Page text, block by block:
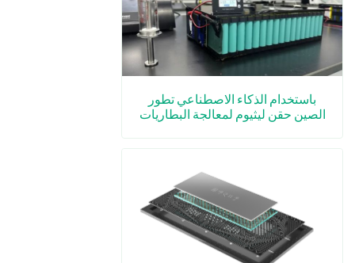
باستخدام الذكاء الاصطناعي تطور
الصين حقن ليثيوم لمعالجة البطاريات